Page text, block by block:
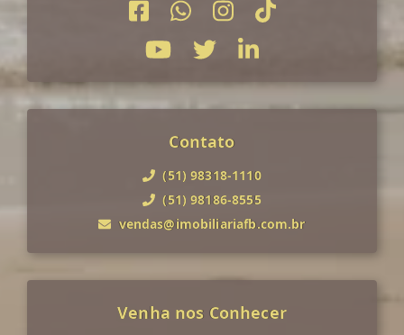
Contato
(51) 98318-1110
(51) 98186-8555
vendas@imobiliariafb.com.br
Venha nos Conhecer